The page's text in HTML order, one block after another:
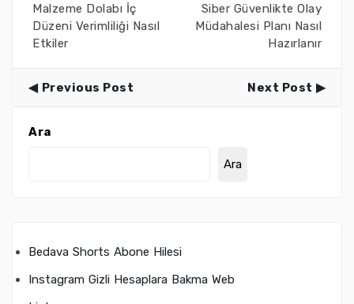
Malzeme Dolabı İç
Düzeni Verimliliği Nasıl
Etkiler
Siber Güvenlikte Olay
Müdahalesi Planı Nasıl
Hazırlanır
Previous Post Next Post
Ara
Ara
Bedava Shorts Abone Hilesi
Instagram Gizli Hesaplara Bakma Web